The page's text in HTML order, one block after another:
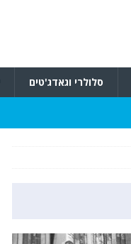
סלולרי וגאדג'טים